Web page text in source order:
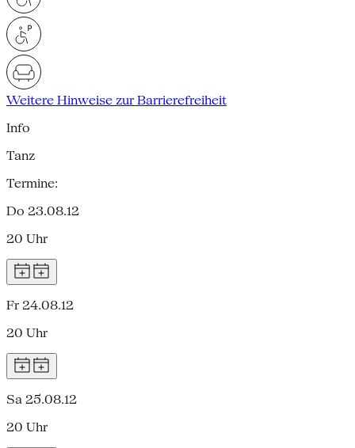
Weitere Hinweise zur Barrierefreiheit
Info
Tanz
Termine:
Do 23.08.12
20 Uhr
Fr 24.08.12
20 Uhr
Sa 25.08.12
20 Uhr